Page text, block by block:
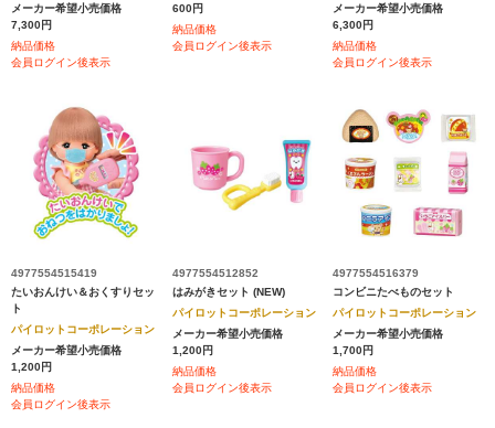
メーカー希望小売価格
7,300円
納品価格
会員ログイン後表示
600円
納品価格
会員ログイン後表示
メーカー希望小売価格
6,300円
納品価格
会員ログイン後表示
4977554515419
たいおんけい＆おくすりセッ
ト
パイロットコーポレーション
メーカー希望小売価格
1,200円
納品価格
会員ログイン後表示
4977554512852
はみがきセット (NEW)
パイロットコーポレーション
メーカー希望小売価格
1,200円
納品価格
会員ログイン後表示
4977554516379
コンビニたべものセット
パイロットコーポレーション
メーカー希望小売価格
1,700円
納品価格
会員ログイン後表示